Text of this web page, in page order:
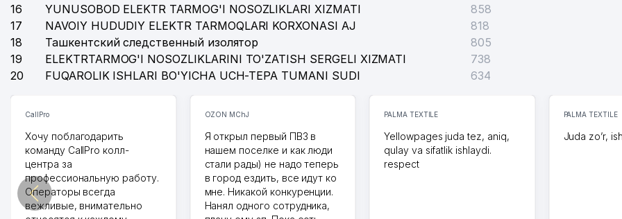
ALOQA BO'LIMI №179
AZIA MARKAZIY TARMOQ QURILISH MChJ
47 TURSUNHODJAEVA NOMIDAGI TOSHKENT TIBBIYOT KOLLEJI
48 DILNOZA BIZNES OILAVIY KORXONASI
49 O'ZBEKISTON RESPUBLIKASI MILLIY XAVSIZLIK XIZMATI MARKAZIY XARBIY SHIFOXONASI
50 ATS №246
16
YUNUSOBOD ELEKTR TARMOG'I NOSOZLIKLARI XIZMATI
858
17
NAVOIY HUDUDIY ELEKTR TARMOQLARI KORXONASI AJ
818
18
Ташкентский следственный изолятор
805
19
ELEKTRTARMOG'I NOSOZLIKLARINI TO'ZATISH SERGELI XIZMATI
738
20
FUQAROLIK ISHLARI BO'YICHA UCH-TEPA TUMANI SUDI 634
CallPro
Хочу поблагодарить
команду CallPro колл-
центра за
профессиональную работу.
Операторы всегда
вежливые, внимательно
OZON MChJ
Я открыл первый ПВЗ в
нашем поселке и как люди
стали рады) не надо теперь
в город ездить, все идут ко
мне. Никакой конкуренции.
Нанял одного сотрудника,
PALMA TEXTILE
Yellowpages juda tez, aniq,
qulay va sifatlik ishlaydi.
respect
PALMA TEXTILE
Juda zo’r,